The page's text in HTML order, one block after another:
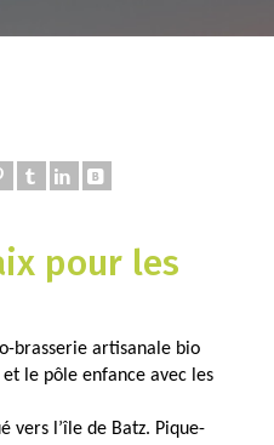
pour les
brasserie artisanale bio
le pôle enfance avec les
vers l’île de Batz. Pique-